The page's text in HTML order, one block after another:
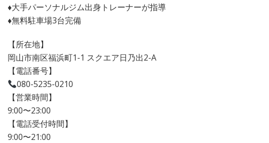
♦︎大手パーソナルジム出身トレーナーが指導
♦︎無料駐車場3台完備
【所在地】
岡山市南区福浜町1-1 スクエア日乃出2-A
【電話番号】
080-5235-0210
【営業時間】
9:00〜23:00
【電話受付時間】
9:00〜21:00